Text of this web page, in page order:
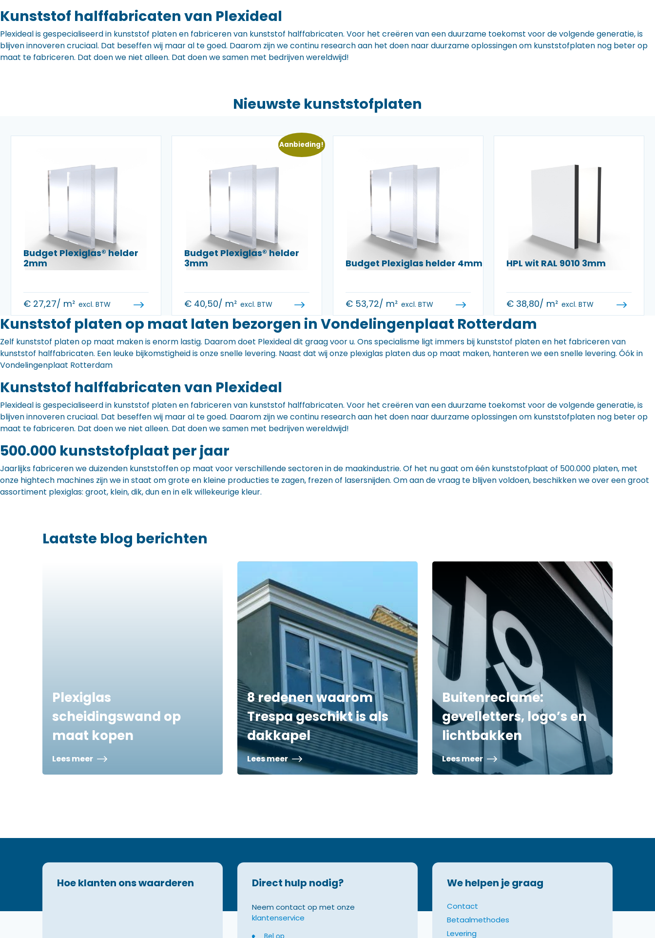
Kunststof halffabricaten van Plexideal
Plexideal is gespecialiseerd in kunststof platen en fabriceren van kunststof halffabricaten. Voor het creëren van een duurzame toekomst voor de volgende generatie, is
blijven innoveren cruciaal. Dat beseffen wij maar al te goed. Daarom zijn we continu research aan het doen naar duurzame oplossingen om kunststofplaten nog beter op
maat te fabriceren. Dat doen we niet alleen. Dat doen we samen met bedrijven wereldwijd!
Nieuwste kunststofplaten
Budget Plexiglas® helder
2mm
€27,27/ m² excl. BTW
Aanbieding!
Budget Plexiglas® helder
3mm
€ 40,50/ m² excl. BTW
Budget Plexiglas helder 4mm
€53,72/ m² excl. BTW
HPL wit RAL 9010 3mm
€ 38,80/ m² excl. BTW
Kunststof platen op maat laten bezorgen in Vondelingenplaat Rotterdam
Zelf kunststof platen op maat maken is enorm lastig. Daarom doet Plexideal dit graag voor u. Ons specialisme ligt immers bij kunststof platen en het fabriceren van
kunststof halffabricaten. Een leuke bijkomstigheid is onze snelle levering. Naast dat wij onze plexiglas platen dus op maat maken, hanteren we een snelle levering. Óók in
Vondelingenplaat Rotterdam
Kunststof halffabricaten van Plexideal
Plexideal is gespecialiseerd in kunststof platen en fabriceren van kunststof halffabricaten. Voor het creëren van een duurzame toekomst voor de volgende generatie, is
blijven innoveren cruciaal. Dat beseffen wij maar al te goed. Daarom zijn we continu research aan het doen naar duurzame oplossingen om kunststofplaten nog beter op
maat te fabriceren. Dat doen we niet alleen. Dat doen we samen met bedrijven wereldwijd!
500.000 kunststofplaat per jaar
Jaarlijks fabriceren we duizenden kunststoffen op maat voor verschillende sectoren in de maakindustrie. Of het nu gaat om één kunststofplaat of 500.000 platen, met
onze hightech machines zijn we in staat om grote en kleine producties te zagen, frezen of lasersnijden. Om aan de vraag te blijven voldoen, beschikken we over een groot
assortiment plexiglas: groot, klein, dik, dun en in elk willekeurige kleur.
Laatste blog berichten
Plexiglas
scheidingswand op
maat kopen
Lees meer
8 redenen waarom
Trespa geschikt is als
dakkapel
Lees meer
Buitenreclame:
gevelletters, logo’s en
lichtbakken
Lees meer
Hoe klanten ons waarderen Direct hulp nodig?
Neem contact op met onze
klantenservice
Bel op
We helpen je graag
Contact
Betaalmethodes
Levering